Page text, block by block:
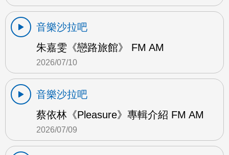
音樂沙拉吧
朱嘉雯《戀路旅館》 FM AM
2026/07/10
音樂沙拉吧
蔡依林《Pleasure》專輯介紹 FM AM
2026/07/09